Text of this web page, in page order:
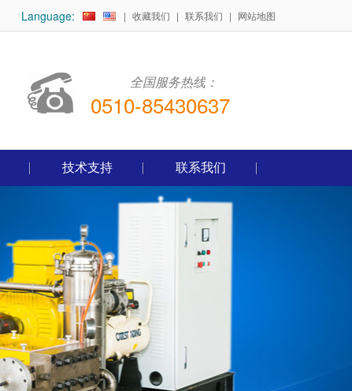
Language: | 收藏我们 | 联系我们 | 网站地图
全国服务热线：
0510-85430637
技术支持 联系我们